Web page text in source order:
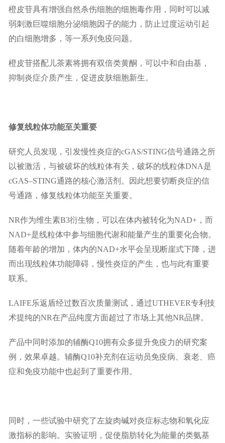
橙皮苷具有增强自然杀伤细胞的细胞毒作用，同时可以减
弱刺激巨噬细胞分泌细胞因子的能力，防止过度运动引起
的白细胞增多，等一系列免疫问题。
橙皮苷搭配儿茶素将拥有双倍类黄酮，可以中和自由基，
抑制炎症介质产生，促进皮肤细胞新生。
修复线粒体功能至关重要
研究人员发现，引发慢性炎症的cGAS/STING信号通路之所
以被激活，与被破坏的线粒体有关，破坏的线粒体DNA是
cGAS–STING通路的核心激活剂。因此想要切断炎症的信
号通路，修复线粒体功能至关重要。
NR作为维生素B3衍生物，可以在体内被转化为NAD+，而
NAD+是线粒体中参与细胞代谢和能量产生的重要化合物。
随着年龄的增加，体内的NAD+水平会呈现断崖式下降，进
而出现线粒体功能障碍，慢性炎症的产生，也与此有重要
联系。
LAIFE乐返盾经过数百次质量测试，通过UTHEVER专利技
术提纯的NR在产品纯度方面超过了市场上其他NR品牌。
产品中同时添加的辅酶Q10拥有众多提升免疫力的研究案
例，效果卓越。辅酶Q10补充剂在运动员免疫病、衰老、癌
症和免疫功能中也起到了重要作用。
同时，一些试验中研究了左旋肉碱对炎症标志物和氧化应
激指标的影响。实验证明，促使脂肪转化为能量的类氨基